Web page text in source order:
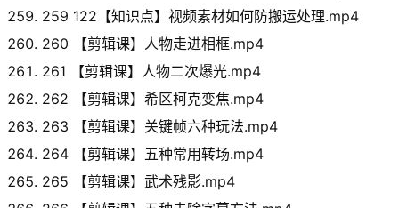
259 122【知识点】视频素材如何防搬运处理.mp4
260 【剪辑课】人物走进相框.mp4
261 【剪辑课】人物二次爆光.mp4
262 【剪辑课】希区柯克变焦.mp4
263 【剪辑课】关键帧六种玩法.mp4
264 【剪辑课】五种常用转场.mp4
265 【剪辑课】武术残影.mp4